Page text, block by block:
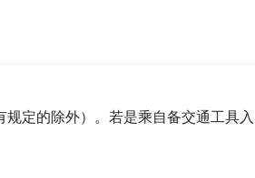
定的除外）。若是乘自备交通工具入